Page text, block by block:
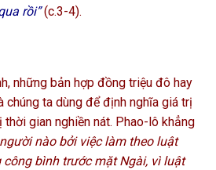
rồi” (c.3-4).
những bản hợp đồng triệu đô hay
ta dùng để định nghĩa giá trị
gian nghiền nát. Phao-lô khẳng
nào bởi việc làm theo luật
bình trước mặt Ngài, vì luật